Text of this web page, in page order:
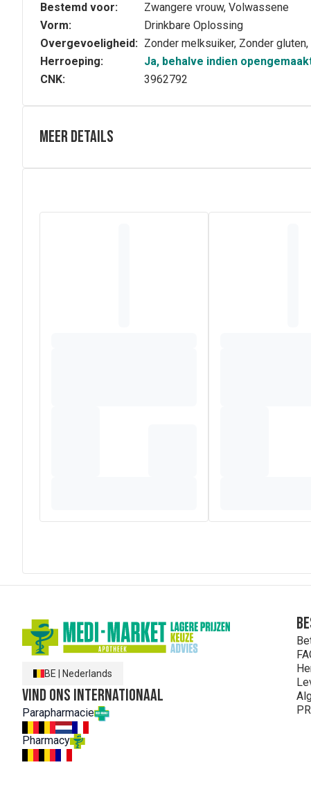
Bestemd voor:
Zwangere vrouw, Volwassene
Vorm:
Drinkbare Oplossing
Overgevoeligheid: Zonder melksuiker, Zonder
Herroeping:
Ja, behalve indien
CNK:
3962792
Meer details
Belène® Collagen Anti-Age Beauty Drink bevat 5 g
Samenstelling
BE Nederlands
Vind ons internationaal
Parapharmacie
Pharmacy